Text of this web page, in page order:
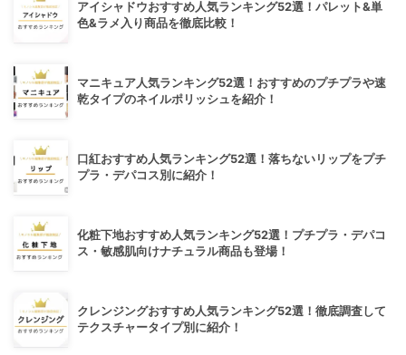
アイシャドウおすすめ人気ランキング52選！パレット&単
色&ラメ入り商品を徹底比較！
マニキュア人気ランキング52選！おすすめのプチプラや速
乾タイプのネイルポリッシュを紹介！
口紅おすすめ人気ランキング52選！落ちないリップをプチ
プラ・デパコス別に紹介！
化粧下地おすすめ人気ランキング52選！プチプラ・デパコ
ス・敏感肌向けナチュラル商品も登場！
クレンジングおすすめ人気ランキング52選！徹底調査して
テクスチャータイプ別に紹介！